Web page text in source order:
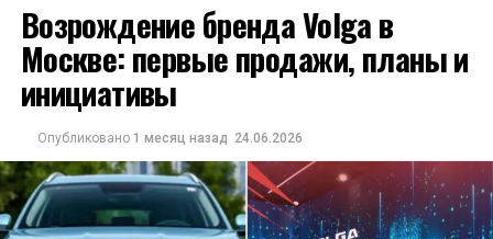
Возрождение бренда Volga в
Москве: первые продажи, планы и
инициативы
Опубликовано 1 месяц назад 24.06.2026